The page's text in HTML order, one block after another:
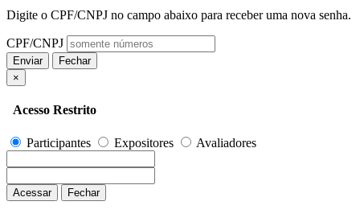
Digite o CPF/CNPJ no campo abaixo para receber uma nova senha.
CPF/CNPJ
Enviar
Fechar
×
Acesso Restrito
Participantes Expositores Avaliadores
Acessar Fechar